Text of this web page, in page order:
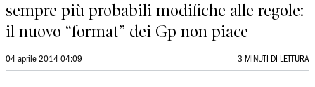
sempre più probabili modifiche alle regole:
il nuovo “format” dei Gp non piace
04 aprile 2014 04:09 3 MINUTI DI LETTURA